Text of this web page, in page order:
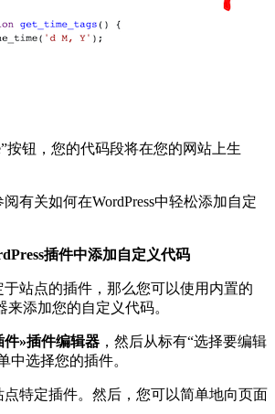
按钮，您的代码段将在您的网站上生
有关如何在WordPress中轻松添加自定
插件中添加自定义代码
站点的插件，那么您可以使用内置的
来添加您的自定义代码。
件»插件编辑器 ，然后从标有“选择要编辑
中选择您的插件。
特定插件。然后，您可以简单地向页面